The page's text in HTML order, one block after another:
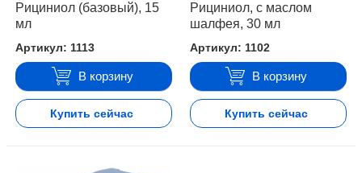
Рициниол (базовый), 15
мл
Артикул: 1113
В корзину
Купить сейчас
Рициниол, с маслом
шалфея, 30 мл
Артикул: 1102
В корзину
Купить сейчас